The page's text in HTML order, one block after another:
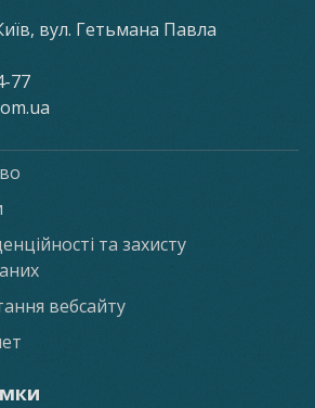
вул. Гетьмана Павла
77
та захисту
вебсайту